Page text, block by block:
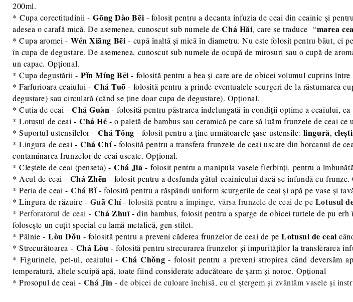
200ml.
* Cupa corectitudinii -Gōng Dào Bēi - folosit pentru a decanta infuzia de ceai din ceainic și
adesea o carafă mică. De asemenea, cunoscut sub numele deChá Hăi, care se traduce “marea
* Cupa aromei - Wén Xiāng Bēi - cupă înaltă și mică în diametru. Nu este folosit pentru băut, ci
în cupa de degustare. De asemenea, cunoscut sub numele de ocupă de mirosuri sau o cupă de
un capac. Opțional.
* Cupa degustării -Pǐn Míng Bēi - folosită pentru a bea și care are de obicei volumul cuprins
* Farfurioara ceaiului - Chá Tuō - folosită pentru a prinde eventualele scurgeri de la răsturnarea
degustare) sau circulară (când se ține doar cupa de degustare). Opțional.
* Cutia de ceai -Chá Guàn - folosită pentru păstrarea îndelungată în condiții optime a ceaiului,
* Lotusul de ceai -Chá Hé - o paletă de bambus sau ceramică pe care să luăm frunzele de ceai
* Suportul ustensilelor - Chá Tǒng - folosit pentru a ține următoarele șase ustensile: lingură, clești
* Lingura de ceai -Chá Chí- folosită pentru a transfera frunzele de ceai uscate din borcanul de
contaminarea frunzelor de ceai uscate. Opțional.
* Cleștele de ceai (penseta) -Chá Jiā - folosit pentru a manipula vasele fierbinți, pentru a
* Acul de ceai - Chá Zhēn - folosit pentru a desfunda gâtul ceainicului dacă se înfundă cu frunze.
* Peria de ceai -Chá Bǐ- folosită pentru a răspândi uniform scurgerile de ceai și apă pe vase și
* Lingura de răzuire - Guā Chí- folosită pentru a împinge, vărsa frunzele de ceai de pe Lotusul
* Perforatorul de ceai - Chá Zhuī- din bambus, folosit pentru a sparge de obicei turtele de pu
folosește un cuțit special cu lamă metalică, gen stilet.
* Pâlnie -Lòu Dǒu - folosită pentru a preveni căderea frunzelor de ceai de peLotusul de ceai
* Strecurătoarea - Chá Lòu - folosită pentru strecurarea frunzelor și impurităților la transferarea
* Figurinele, pet-ul, ceaiului -Chá Chǒng - folosit pentru a preveni stropirea când deversăm
temperatură, altele scuipă apă, toate fiind considerate aducătoare de șarm și noroc. Opțional
* Prosopul de ceai - Chá Jīn - de obicei de culoare închisă, cu el ștergem și zvântăm vasele și